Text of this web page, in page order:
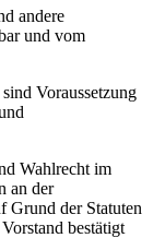
andere
und vom
Voraussetzung
Wahlrecht im
an der
Grund der Statuten
bestätigt